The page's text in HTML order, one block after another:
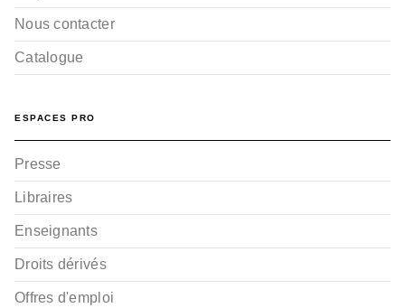
Nous contacter
Catalogue
ESPACES PRO
Presse
Libraires
Enseignants
Droits dérivés
Offres d'emploi